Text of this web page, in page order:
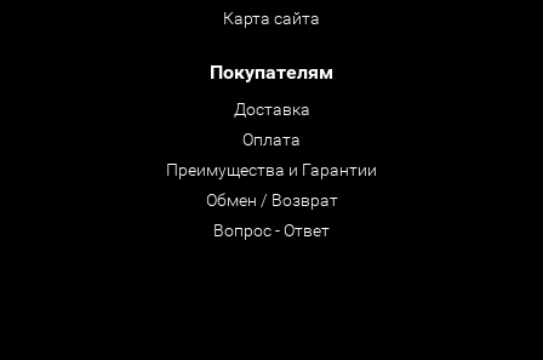
Карта сайта
Покупателям
Доставка
Оплата
Преимущества и Гарантии
Обмен / Возврат
Вопрос - Ответ